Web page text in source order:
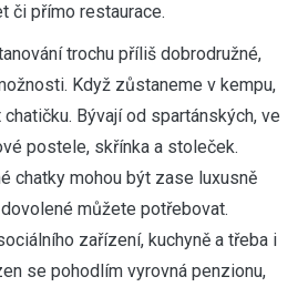
či přímo restaurace.
trochu příliš dobrodružné,
Když zůstaneme v kempu,
Bývají od spartánských, ve
postele, skřínka a stoleček.
chatky mohou být zase luxusně
můžete potřebovat.
zařízení, kuchyně a třeba i
se pohodlím vyrovná penzionu,